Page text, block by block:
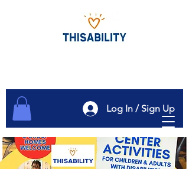
Log In / Sign Up